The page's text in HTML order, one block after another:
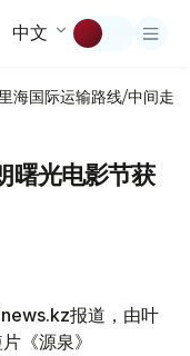
中文
海国际运输路线/中间走廊
曙光电影节获
报道，由叶
《源泉》